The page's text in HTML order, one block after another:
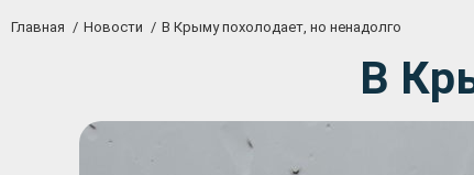
Главная Новости В Крыму похолодает, но ненадолго
В